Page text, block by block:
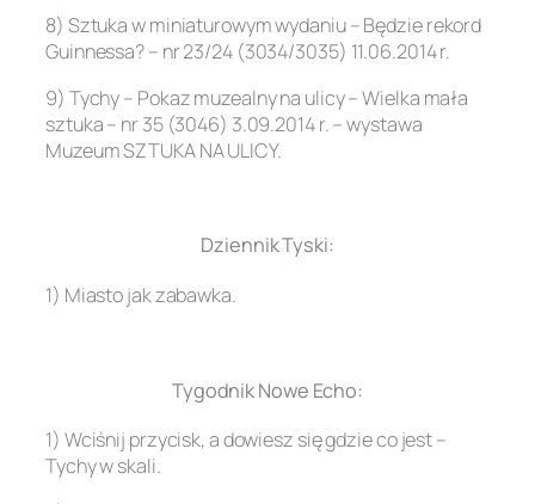
8) Sztuka w miniaturowym wydaniu – Będzie rekord
Guinnessa? – nr 23/24 (3034/3035) 11.06.2014 r.
9) Tychy – Pokaz muzealny na ulicy – Wielka mała
sztuka – nr 35 (3046) 3.09.2014 r. – wystawa
Muzeum SZTUKA NA ULICY.
Dziennik Tyski:
1) Miasto jak zabawka.
Tygodnik Nowe Echo:
1) Wciśnij przycisk, a dowiesz się gdzie co jest –
Tychy w skali.